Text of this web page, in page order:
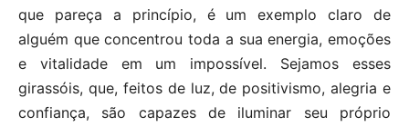
que pareça a princípio, é um exemplo claro de
alguém que concentrou toda a sua energia, emoções
e vitalidade em um impossível. Sejamos esses
girassóis, que, feitos de luz, de positivismo, alegria e
confiança, são capazes de iluminar seu próprio